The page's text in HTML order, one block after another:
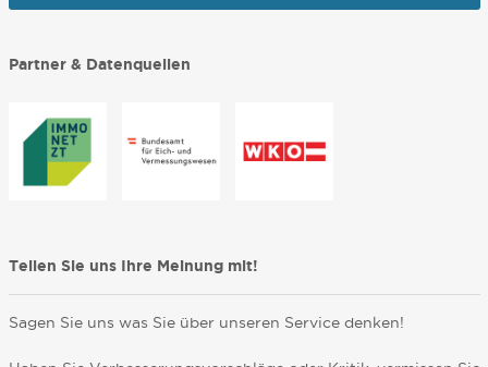
Partner & Datenquellen
Teilen Sie uns Ihre Meinung mit!
Sagen Sie uns was Sie über unseren Service denken!